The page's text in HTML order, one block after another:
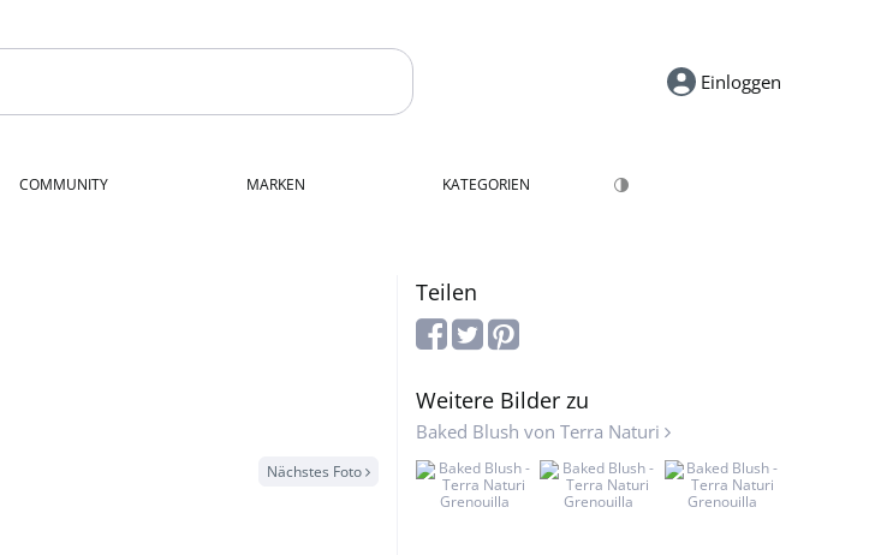
Einloggen
COMMUNITY MARKEN KATEGORIEN
Nächstes Foto
Teilen
Weitere Bilder zu
Baked Blush von Terra Naturi
Grenouilla Grenouilla Grenouilla